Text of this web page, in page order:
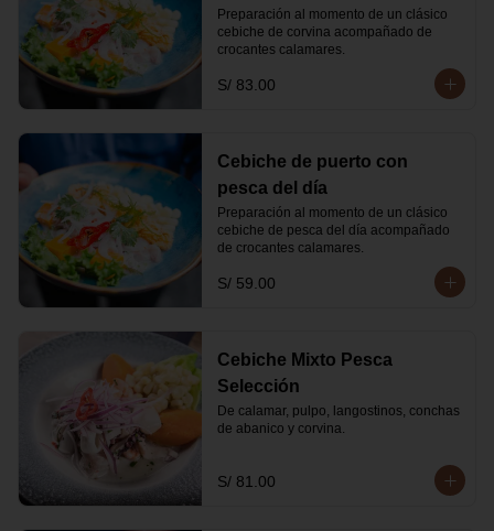
Preparación al momento de un clásico
cebiche de corvina acompañado de
crocantes calamares.
S/ 83.00
Cebiche de puerto con
pesca del día
Preparación al momento de un clásico
cebiche de pesca del día acompañado
de crocantes calamares.
S/ 59.00
Cebiche Mixto Pesca
Selección
De calamar, pulpo, langostinos, conchas
de abanico y corvina.
S/ 81.00